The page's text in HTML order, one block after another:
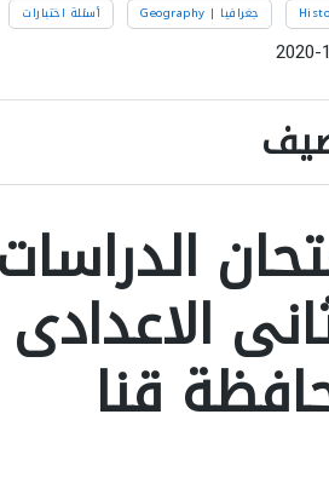
جغرافيا | Geography أسئلة اختبارات
قنا